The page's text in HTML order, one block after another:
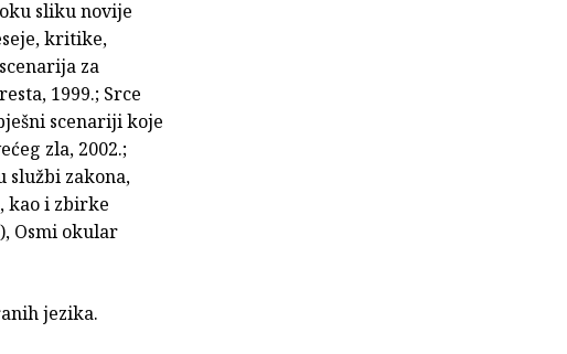
sliku novije
kritike,
za
1999.; Srce
scenariji koje
zla, 2002.;
službi zakona,
kao i zbirke
Osmi okular
jezika.